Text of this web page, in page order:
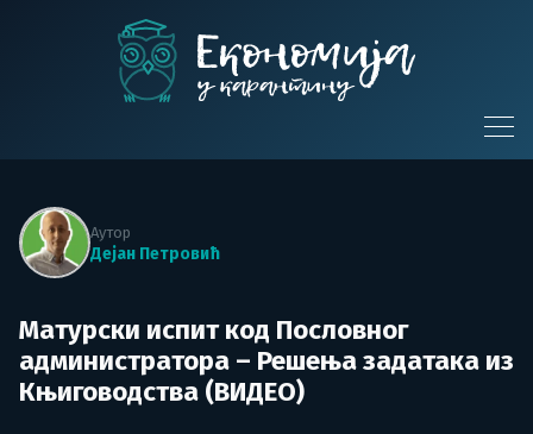
Аутор
Дејан Петровић
Матурски испит код Пословног
администратора – Решења задатака из
Књиговодства (ВИДЕО)